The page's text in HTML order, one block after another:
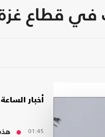
في قطاع
أخبار الساعة
01:45